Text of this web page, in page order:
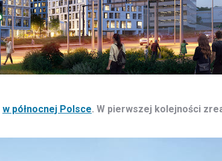
w północnej Polsce. W pierwszej kolejności